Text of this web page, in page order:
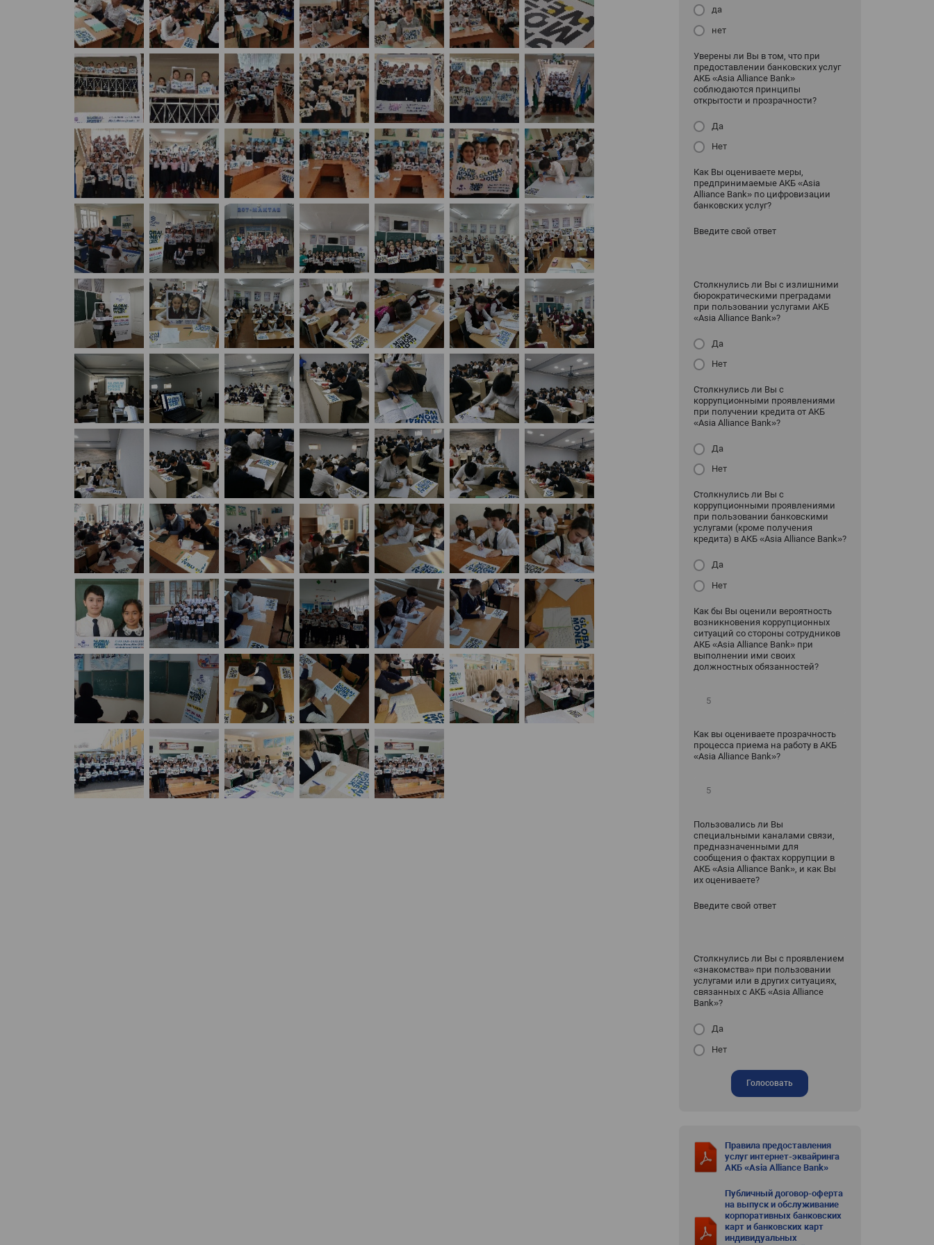
да
нет
Уверены ли Вы в том, что при
предоставлении банковских услуг
АКБ «Asia Alliance Bank»
соблюдаются принципы
открытости и прозрачности?
Да
Нет
Как Вы оцениваете меры,
предпринимаемые АКБ «Asia
Alliance Bank» по цифровизации
банковских услуг?
Введите свой ответ
Столкнулись ли Вы с излишними
бюрократическими преградами
при пользовании услугами АКБ
«Asia Alliance Bank»?
Да
Нет
Столкнулись ли Вы с
коррупционными проявлениями
при получении кредита от АКБ
«Asia Alliance Bank»?
Да
Нет
Столкнулись ли Вы с
коррупционными проявлениями
при пользовании банковскими
услугами (кроме получения
кредита) в АКБ «Asia Alliance Bank»?
Да
Нет
Как бы Вы оценили вероятность
возникновения коррупционных
ситуаций со стороны сотрудников
АКБ «Asia Alliance Bank» при
выполнении ими своих
должностных обязанностей?
Как вы оцениваете прозрачность
процесса приема на работу в АКБ
«Asia Alliance Bank»?
Пользовались ли Вы
специальными каналами связи,
предназначенными для
сообщения о фактах коррупции в
АКБ «Asia Alliance Bank», и как Вы
их оцениваете?
Введите свой ответ
Столкнулись ли Вы с проявлением
«знакомства» при пользовании
услугами или в других ситуациях,
связанных с АКБ «Asia Alliance
Bank»?
Да
Нет
Голосовать
Правила предоставления
услуг интернет-эквайринга
АКБ «Asia Alliance Bank»
Публичный договор-оферта
на выпуск и обслуживание
корпоративных банковских
карт и банковских карт
индивидуальных